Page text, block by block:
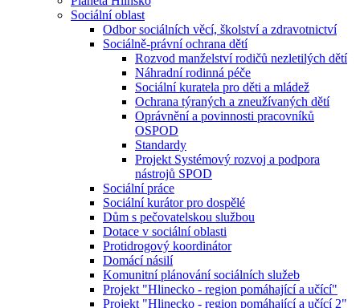
Sociální oblast
Odbor sociálních věcí, školství a zdravotnictví
Sociálně-právní ochrana dětí
Rozvod manželství rodičů nezletilých dětí
Náhradní rodinná péče
Sociální kuratela pro děti a mládež
Ochrana týraných a zneužívaných dětí
Oprávnění a povinnosti pracovníků
OSPOD
Standardy
Projekt Systémový rozvoj a podpora
nástrojů SPOD
Sociální práce
Sociální kurátor pro dospělé
Dům s pečovatelskou službou
Dotace v sociální oblasti
Protidrogový koordinátor
Domácí násilí
Komunitní plánování sociálních služeb
Projekt "Hlinecko - region pomáhající a učící"
Projekt "Hlinecko - region pomáhající a učící 2"